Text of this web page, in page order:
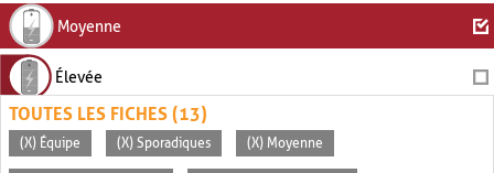
Moyenne
Élevée
TOUTES LES FICHES (13)
(X) Équipe (X) Sporadiques (X) Moyenne